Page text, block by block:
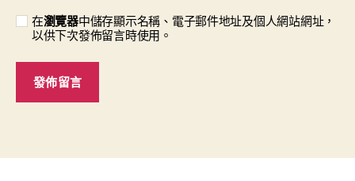
在瀏覽器中儲存顯示名稱、電子郵件地址及個人網站網址，
以供下次發佈留言時使用。